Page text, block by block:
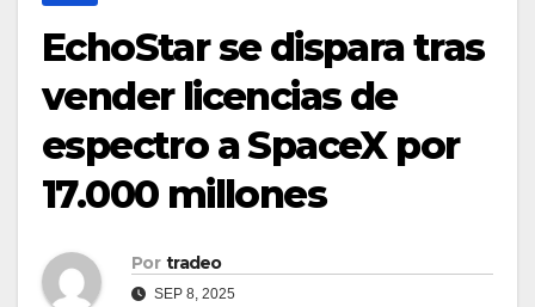
EchoStar se dispara tras
vender licencias de
espectro a SpaceX por
17.000 millones
Por tradeo
SEP 8, 2025